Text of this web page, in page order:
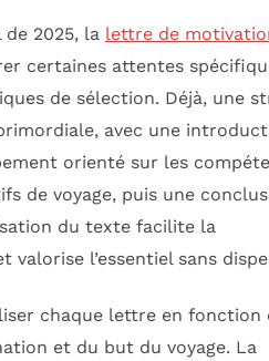
2025, la lettre de
certaines attentes
de sélection. Déjà, une
avec une
orienté sur les
de voyage, puis une
du texte facilite la
valorise l’essentiel sans
chaque lettre en fonction
et du but du voyage. La